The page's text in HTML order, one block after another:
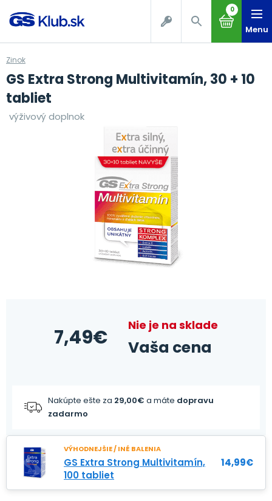
0
Menu
Zinok
GS Extra Strong Multivitamín, 30 + 10
tabliet
výživový doplnok
7,49€ Nie je na sklade
Vaša cena
Nakúpte ešte za 29,00€ a máte dopravu
zadarmo
VÝHODNEJŠIE / INÉ BALENIA
GS Extra Strong Multivitamín,
100 tabliet
14,99€